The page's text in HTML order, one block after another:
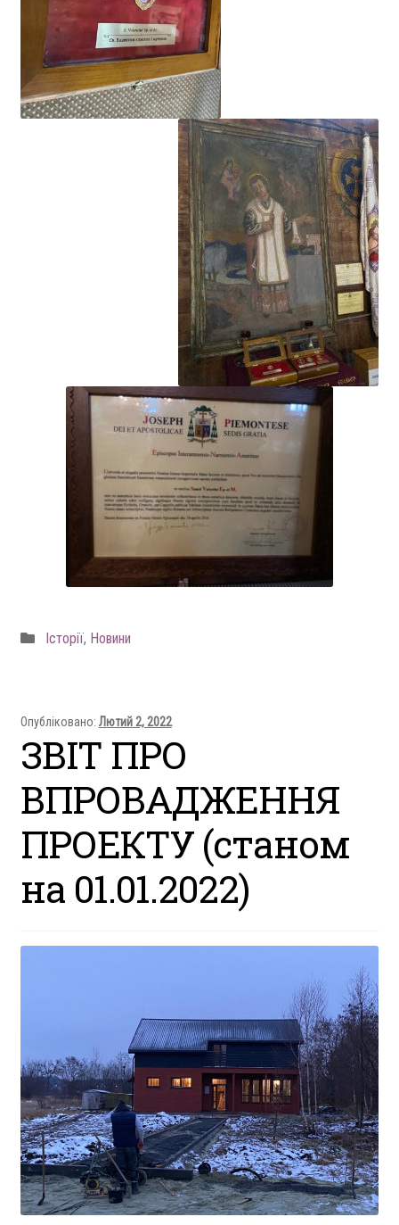
Рубрика
Історії, Новини
Опубліковано: Лютий 2, 2022
ЗВІТ ПРО
ВПРОВАДЖЕННЯ
ПРОЕКТУ (станом
на 01.01.2022)